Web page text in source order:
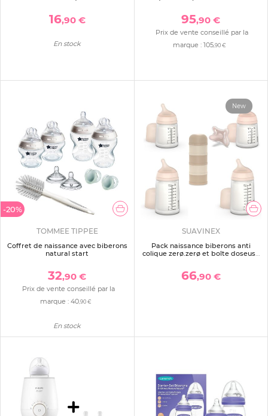
16,90 €
En stock
95,90 €
Prix de vente conseillé par la
marque :105,90 €
-20%
TOMMEE TIPPEE
Coffret de naissance avec biberons
natural start
32,90 €
Prix de vente conseillé par la
marque :40,90 €
En stock
New
SUAVINEX
Pack naissance biberons anti
colique zerø.zerø et boîte doseuse
66,90 €